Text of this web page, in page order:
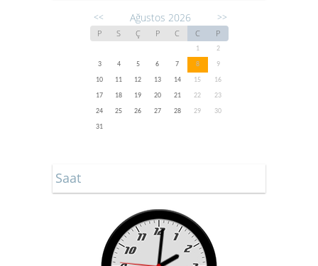
<< Ağustos 2026 >>
P S Ç P C C P
1
2
3
4 5 6 7 8
9
10
11 12 13 14 15
16
17
18 19 20 21 22
23
24
25 26 27 28 29
30
31
Saat